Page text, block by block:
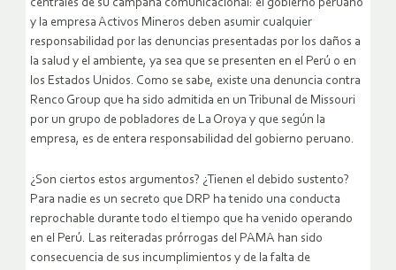
centrales de su campaña comunicacional: el gobierno peruano
y la empresa Activos Mineros deben asumir cualquier
responsabilidad por las denuncias presentadas por los daños a
la salud y el ambiente, ya sea que se presenten en el Perú o en
los Estados Unidos. Como se sabe, existe una denuncia contra
Renco Group que ha sido admitida en un Tribunal de Missouri
por un grupo de pobladores de La Oroya y que según la
empresa, es de entera responsabilidad del gobierno peruano.
¿Son ciertos estos argumentos? ¿Tienen el debido sustento?
Para nadie es un secreto que DRP ha tenido una conducta
reprochable durante todo el tiempo que ha venido operando
en el Perú. Las reiteradas prórrogas del PAMA han sido
consecuencia de sus incumplimientos y de la falta de